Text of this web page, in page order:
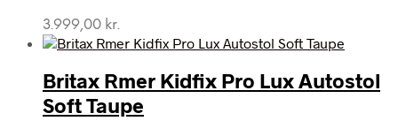
3.999,00 kr.
Britax Rmer Kidfix Pro Lux Autostol
Soft Taupe